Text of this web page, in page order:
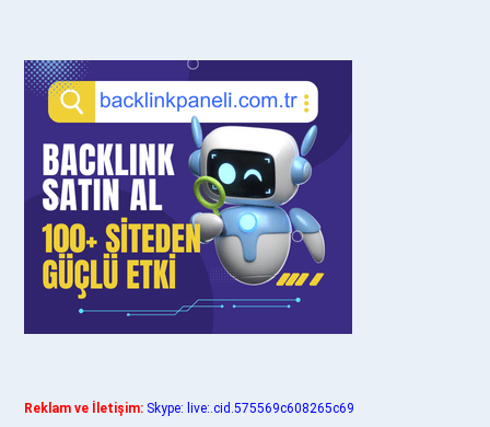
Reklam ve İletişim: Skype: live:.cid.575569c608265c69